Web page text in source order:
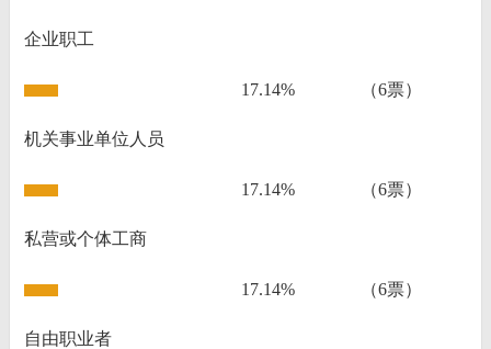
企业职工
17.14% （6票）
机关事业单位人员
17.14% （6票）
私营或个体工商
17.14% （6票）
自由职业者